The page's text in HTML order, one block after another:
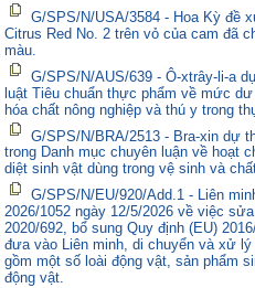
G/SPS/N/USA/3584 - Hoa Kỳ đề
Citrus Red No. 2 trên vỏ của cam đã
màu.
G/SPS/N/AUS/639 - Ô-xtrây-li-a
luật Tiêu chuẩn thực phẩm về mức
hóa chất nông nghiệp và thú y trong
G/SPS/N/BRA/2513 - Bra-xin dự
trong Danh mục chuyên luận về hoạt
diệt sinh vật dùng trong vệ sinh và
G/SPS/N/EU/920/Add.1 - Liên
2026/1052 ngày 12/5/2026 về việc
2020/692, bổ sung Quy định (EU)
đưa vào Liên minh, di chuyển và xử
gồm một số loài động vật, sản phẩm
động vật.